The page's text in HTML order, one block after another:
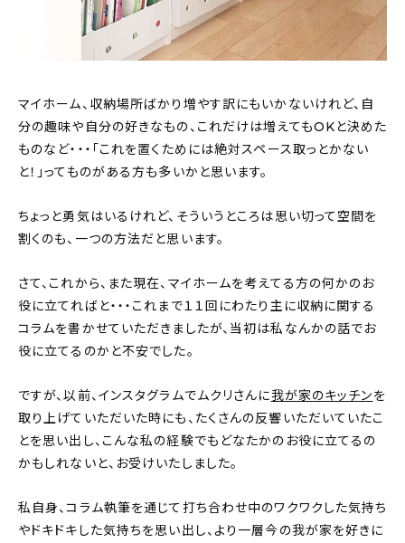
マイホーム、収納場所ばかり増やす訳にもいかないけれど、自
分の趣味や自分の好きなもの、これだけは増えてもOKと決めた
ものなど・・・「これを置くためには絶対スペース取っとかない
と！」ってものがある方も多いかと思います。
ちょっと勇気はいるけれど、そういうところは思い切って空間を
割くのも、一つの方法だと思います。
さて、これから、また現在、マイホームを考えてる方の何かのお
役に立てればと・・・これまで１１回にわたり主に収納に関する
コラムを書かせていただきましたが、当初は私なんかの話でお
役に立てるのかと不安でした。
ですが、以前、インスタグラムでムクリさんに我が家のキッチンを
取り上げていただいた時にも、たくさんの反響いただいていたこ
とを思い出し、こんな私の経験でもどなたかのお役に立てるの
かもしれないと、お受けいたしました。
私自身、コラム執筆を通じて打ち合わせ中のワクワクした気持ち
やドキドキした気持ちを思い出し、より一層今の我が家を好きに